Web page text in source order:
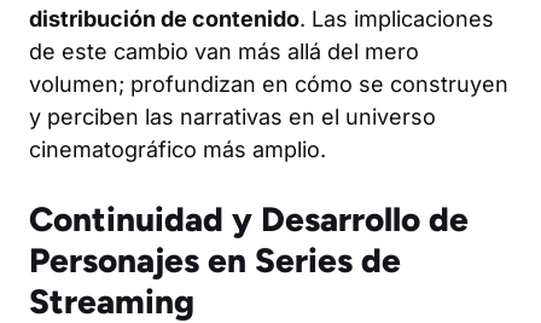
distribución de contenido. Las implicaciones
de este cambio van más allá del mero
volumen; profundizan en cómo se construyen
y perciben las narrativas en el universo
cinematográfico más amplio.
Continuidad y Desarrollo de
Personajes en Series de
Streaming